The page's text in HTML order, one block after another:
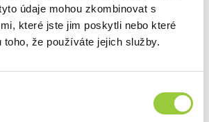
údaje mohou zkombinovat s
které jste jim poskytli nebo které
že používáte jejich služby.
V SOULADU S GPSR
DOTAZ K PRODUKTU
PRODUKTY Z